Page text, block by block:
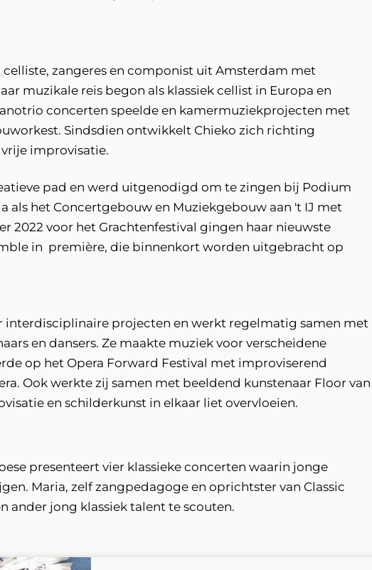
celliste, zangeres en componist uit Amsterdam met
muzikale reis begon als klassiek cellist in Europa en
concerten speelde en kamermuziekprojecten met
Sindsdien ontwikkelt Chieko zich richting
vrije improvisatie.
pad en werd uitgenodigd om te zingen bij Podium
als het Concertgebouw en Muziekgebouw aan 't IJ met
2022 voor het Grachtenfestival gingen haar nieuwste
in première, die binnenkort worden uitgebracht op
interdisciplinaire projecten en werkt regelmatig samen met
en dansers. Ze maakte muziek voor verscheidene
op het Opera Forward Festival met improviserend
Ook werkte zij samen met beeldend kunstenaar Floor van
en schilderkunst in elkaar liet overvloeien.
presenteert vier klassieke concerten waarin jonge
Maria, zelf zangpedagoge en oprichtster van Classic
ander jong klassiek talent te scouten.